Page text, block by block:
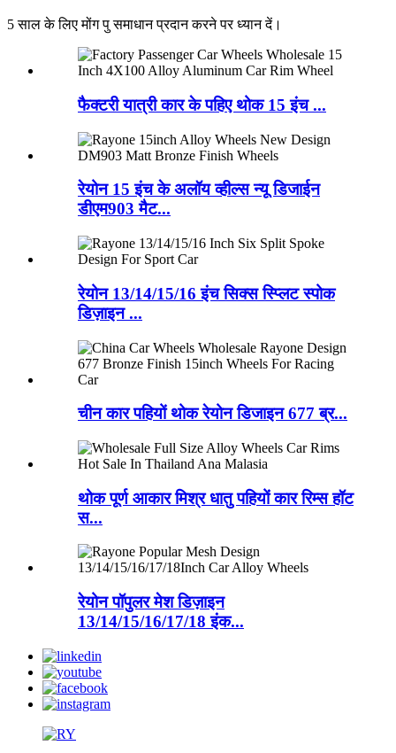
5 साल के लिए मोंग पु समाधान प्रदान करने पर ध्यान दें।
फैक्टरी यात्री कार के पहिए थोक 15 इंच ...
रेयोन 15 इंच के अलॉय व्हील्स न्यू डिजाईन
डीएम903 मैट...
रेयोन 13/14/15/16 इंच सिक्स स्प्लिट स्पोक
डिज़ाइन ...
चीन कार पहियों थोक रेयोन डिजाइन 677 ब्र...
थोक पूर्ण आकार मिश्र धातु पहियों कार रिम्स हॉट
स...
रेयोन पॉपुलर मेश डिज़ाइन
13/14/15/16/17/18 इंक...